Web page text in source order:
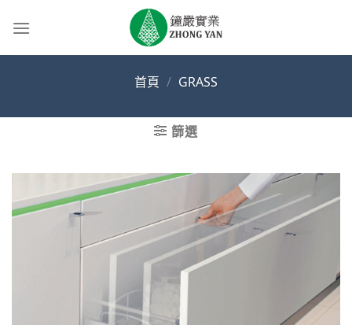
首頁 / GRASS
篩選